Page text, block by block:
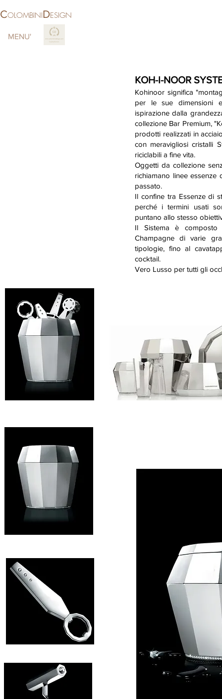
MENU' More
KOH-I-NOOR
Kohinoor significa
per le sue dimensioni
ispirazione dalla
collezione Bar Premium,
prodotti realizzati in
con meravigliosi cristalli
riciclabili a fine vita.
Oggetti da collezione
richiamano linee essenze
passato.
Il confine tra Essenze di
perché i termini usati
puntano allo stesso
Il Sistema è
Champagne di varie
tipologie, fino al
cocktail.
Vero Lusso per tutti gli
COLOMBINIDESIGN